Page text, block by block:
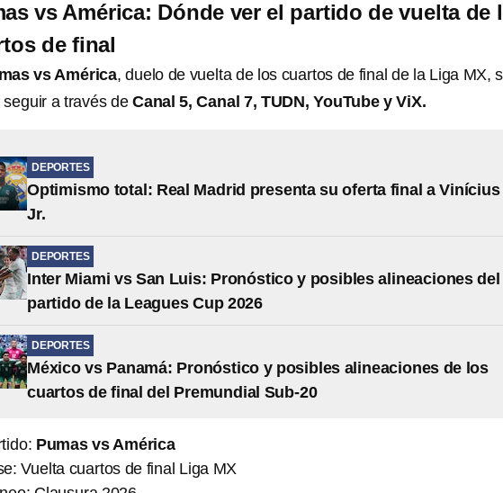
vs América: Dónde ver el partido de vuelta de
de final
vs América, duelo de vuelta de los cuartos de final de la Liga MX,
seguir a través deCanal 5, Canal 7, TUDN, YouTube y ViX.
DEPORTES
Optimismo total: Real Madrid presenta su oferta final a Vinícius
Jr.
DEPORTES
Inter Miami vs San Luis: Pronóstico y posibles alineaciones del
partido de la Leagues Cup 2026
DEPORTES
México vs Panamá: Pronóstico y posibles alineaciones de los
cuartos de final del Premundial Sub-20
Pumas vs América
Vuelta cuartos de final Liga MX